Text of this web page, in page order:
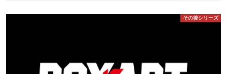
その後シリーズ